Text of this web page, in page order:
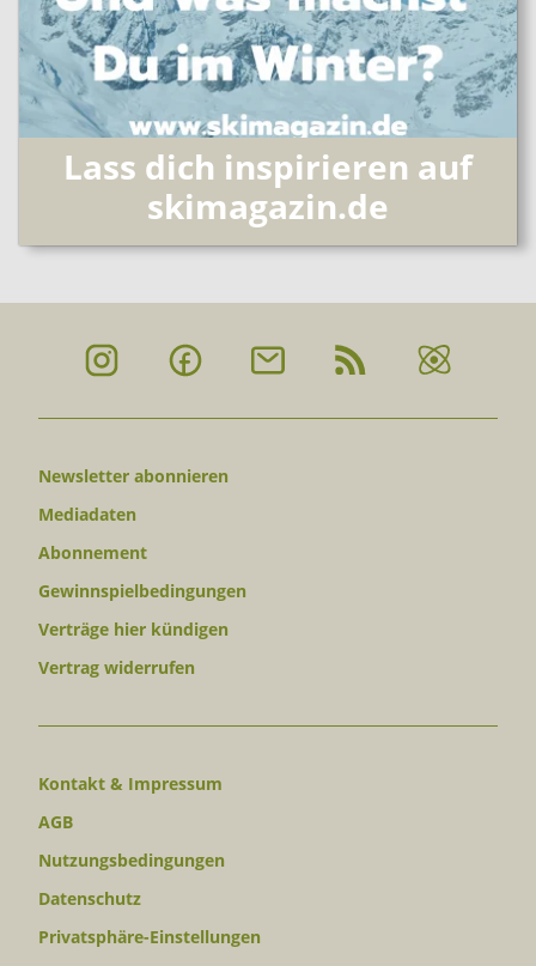
Lass dich inspirieren auf
skimagazin.de
Newsletter abonnieren
Mediadaten
Abonnement
Gewinnspielbedingungen
Verträge hier kündigen
Vertrag widerrufen
Kontakt & Impressum
AGB
Nutzungsbedingungen
Datenschutz
Privatsphäre-Einstellungen